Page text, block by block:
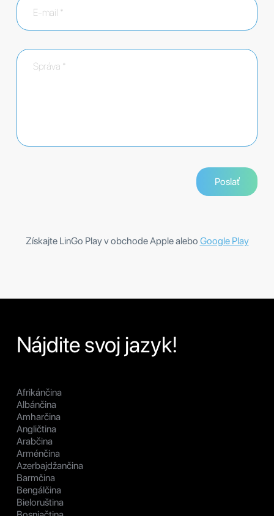
Získajte LinGo Play v obchode Apple alebo Google Play
Nájdite svoj jazyk!
Afrikánčina
Albánčina
Amharčina
Angličtina
Arabčina
Arménčina
Azerbajdžančina
Barmčina
Bengálčina
Bieloruština